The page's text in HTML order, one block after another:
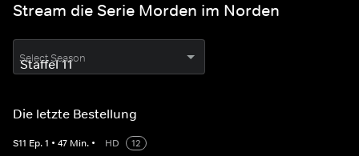
Stream die Serie Morden im Norden
Select Season
Die letzte Bestellung
S11 Ep.1 • 47 Min. • HD
12